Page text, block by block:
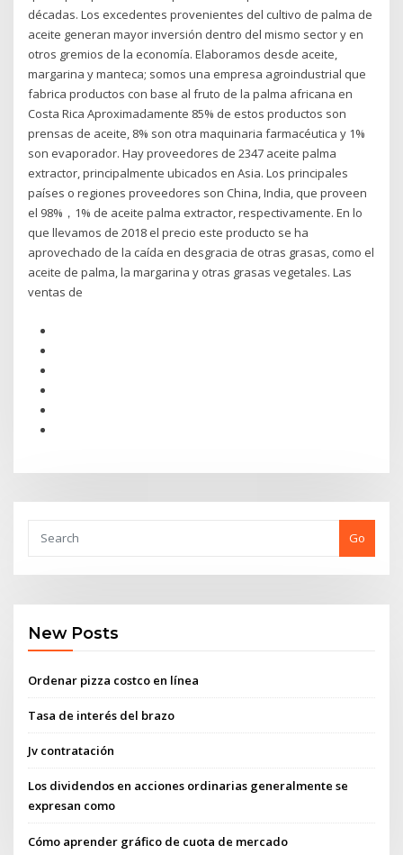
décadas. Los excedentes provenientes del cultivo de palma de
aceite generan mayor inversión dentro del mismo sector y en
otros gremios de la economía. Elaboramos desde aceite,
margarina y manteca; somos una empresa agroindustrial que
fabrica productos con base al fruto de la palma africana en
Costa Rica Aproximadamente 85% de estos productos son
prensas de aceite, 8% son otra maquinaria farmacéutica y 1%
son evaporador. Hay proveedores de 2347 aceite palma
extractor, principalmente ubicados en Asia. Los principales
países o regiones proveedores son China, India, que proveen
el 98%，1% de aceite palma extractor, respectivamente. En lo
que llevamos de 2018 el precio este producto se ha
aprovechado de la caída en desgracia de otras grasas, como el
aceite de palma, la margarina y otras grasas vegetales. Las
ventas de
Go
New Posts
Ordenar pizza costco en línea
Tasa de interés del brazo
Jv contratación
Los dividendos en acciones ordinarias generalmente se
expresan como
Cómo aprender gráfico de cuota de mercado